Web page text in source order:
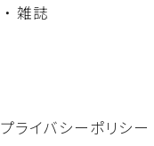
プライバシーポリシー
・ 雑誌